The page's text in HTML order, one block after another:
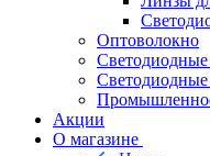
Оптоволокно
Акции
О магазине